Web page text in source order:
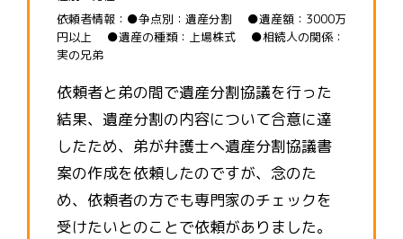
依頼者情報：●争点別：遺産分割 ●遺産額：3000万
円以上 ●遺産の種類：上場株式 ●相続人の関係：
実の兄弟
依頼者と弟の間で遺産分割協議を行った
結果、遺産分割の内容について合意に達
したため、弟が弁護士へ遺産分割協議書
案の作成を依頼したのですが、念のた
め、依頼者の方でも専門家のチェックを
受けたいとのことで依頼がありました。